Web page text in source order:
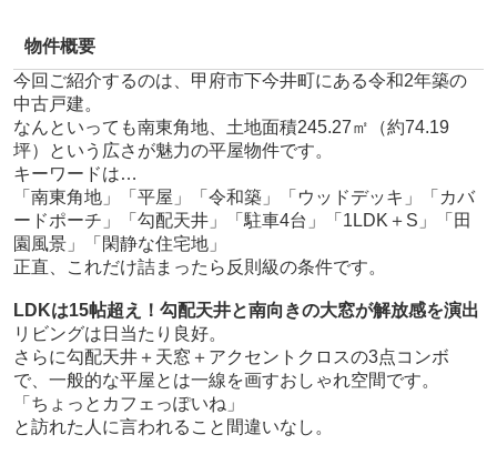
物件概要
今回ご紹介するのは、甲府市下今井町にある令和2年築の
中古戸建。
なんといっても南東角地、土地面積245.27㎡（約74.19
坪）という広さが魅力の平屋物件です。
キーワードは…
「南東角地」「平屋」「令和築」「ウッドデッキ」「カバ
ードポーチ」「勾配天井」「駐車4台」「1LDK＋S」「田
園風景」「閑静な住宅地」
正直、これだけ詰まったら反則級の条件です。
LDKは15帖超え！勾配天井と南向きの大窓が解放感を演出
リビングは日当たり良好。
さらに勾配天井＋天窓＋アクセントクロスの3点コンボ
で、一般的な平屋とは一線を画すおしゃれ空間です。
「ちょっとカフェっぽいね」
と訪れた人に言われること間違いなし。